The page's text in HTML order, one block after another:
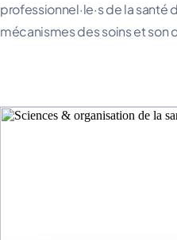
professionnel·le·s de la
mécanismes des soins et son